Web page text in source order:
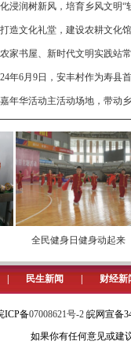
浸润树新风，培育乡风文明
造文化礼堂，建设农耕文化
家书屋、新时代文明实践站
年6月9日，安丰村作为寿县
年华活动主活动场地，带动
共享暖民心，奏响村庄治理
家庭”“好媳妇好婆婆”评选
安装等民生问题；建立“网
弱、环境维护等志愿服务活
新风吹拂乡土，幸福画卷铺
梦已圆，文明无止境。该村
。
全民健身日健身动起来
民生新闻 财经新
ICP备07008621号-2 皖网宣备
如果你有任何意见或建